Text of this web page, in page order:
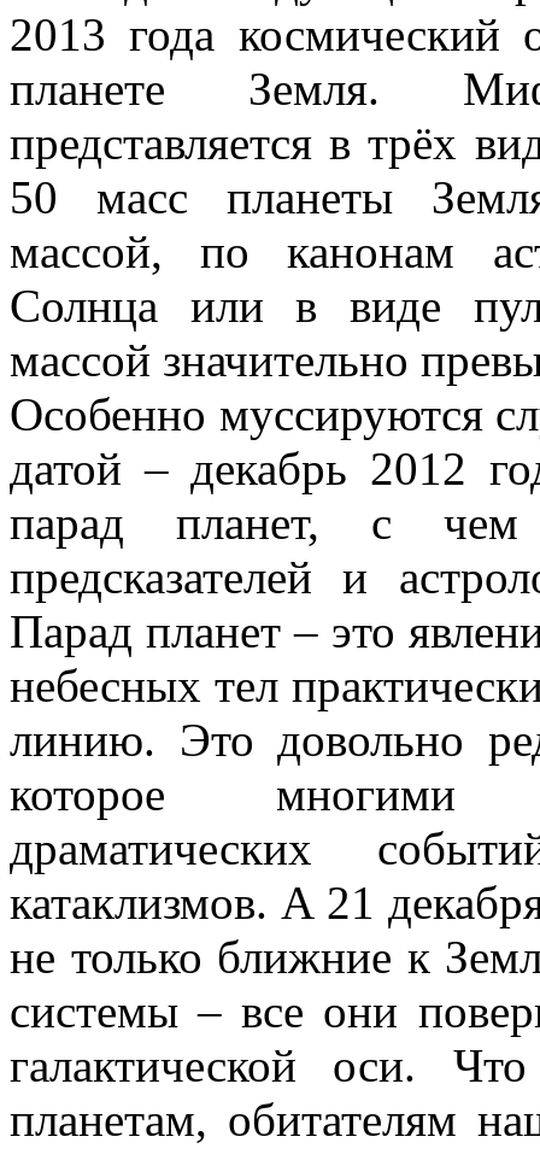
2013 года космический
планете Земля.
представляется в трёх
50 масс планеты
массой, по канонам
Солнца или в виде
массой значительно
Особенно муссируются
датой – декабрь 2012
парад планет, с чем
предсказателей и
Парад планет – это
небесных тел
линию. Это довольно
которое многими
драматических
катаклизмов. А 21
не только ближние к
системы – все они
галактической оси.
планетам, обитателям